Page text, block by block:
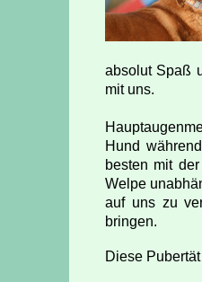
absolut Spaß
mit uns.
Hund
besten mit
Welpe
auf uns zu
bringen.
Diese